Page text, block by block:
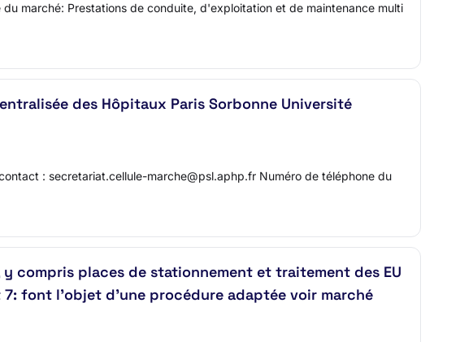
marché: Prestations de conduite, d'exploitation et de maintenance multi
des Hôpitaux Paris Sorbonne Université
: secretariat.cellule-marche@psl.aphp.fr Numéro de téléphone du
y compris places de stationnement et traitement des EU
font l'objet d'une procédure adaptée voir marché